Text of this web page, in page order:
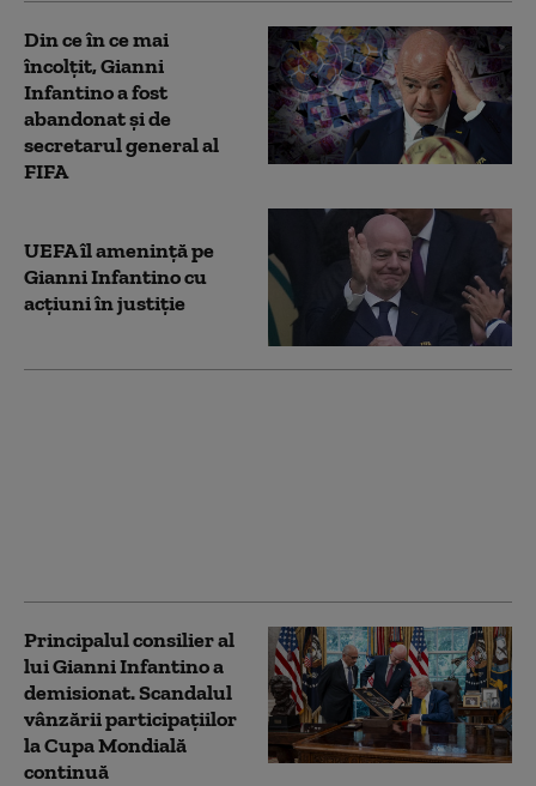
Din ce în ce mai
încolțit, Gianni
Infantino a fost
abandonat și de
secretarul general al
FIFA
UEFA îl amenință pe
Gianni Infantino cu
acțiuni în justiție
Principalul consilier al
lui Gianni Infantino a
demisionat. Scandalul
vânzării participațiilor
la Cupa Mondială
continuă